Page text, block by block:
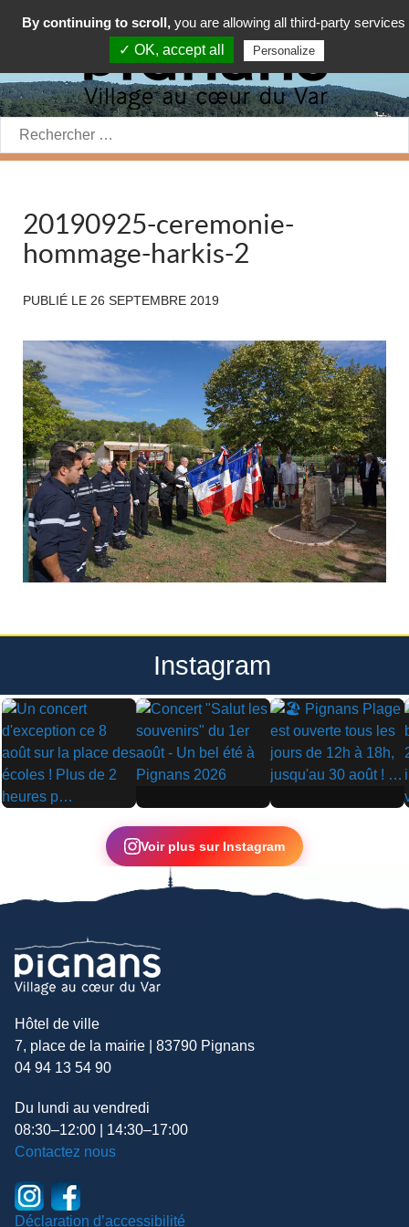
Rechercher:
20190925-ceremonie-
hommage-harkis-2
PUBLIÉ LE 26 SEPTEMBRE 2019
Instagram
▶
▶ ▶
Voir plus sur Instagram
Hôtel de ville
7, place de la mairie | 83790 Pignans
04 94 13 54 90
Du lundi au vendredi
08:30–12:00 | 14:30–17:00
Contactez nous
Déclaration d’accessibilité
By continuing to scroll, you are allowing all third-party services
✓ OK, accept all
Personalize